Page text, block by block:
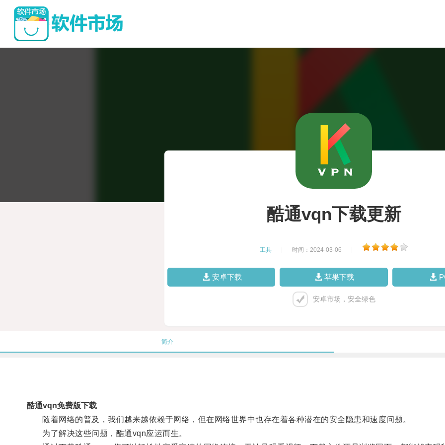
酷通vqn下载更新
工具 时间：2024-03-06
安卓下载 苹果下载
安卓市场，安全绿色
简介
酷通vqn免费版下载
随着网络的普及，我们越来越依赖于网络，但在网络世界中也存在着各种潜在的安全隐患和速度问题。
为了解决这些问题，酷通vqn应运而生。